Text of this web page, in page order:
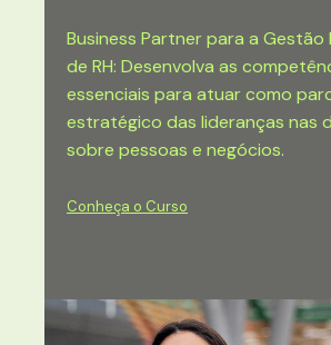
Business Partner para a
de RH: Desenvolva as
essenciais para atuar como
estratégico das lideranças nas
sobre pessoas e negócios.
Conheça o Curso